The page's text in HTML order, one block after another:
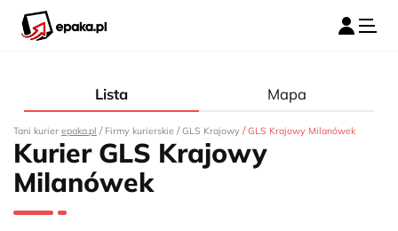
Lista Mapa
Tani kurier epaka.pl / Firmy kurierskie / GLS Krajowy / GLS Krajowy Milanówek
Kurier GLS Krajowy
Milanówek